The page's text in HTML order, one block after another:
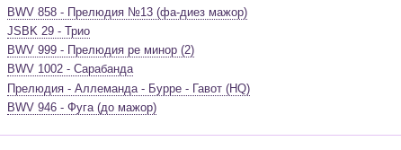
Бах был дважды женат, семья его была многочисленной. В первом
- семнадцать. Композитор решает жить и работать в Лейпциге. Этот
более 150 кантат, создаваемых еженедельно, вторая редакция
Высокая месса си минор, 2 том «Хорошо темперированного клавира»,
не только самого Баха, но и его подросших детей - Филипп Эммануил,
старшей дочери. Вторая супруга композитора Анна Магдалена хорошо
BWV 858 - Прелюдия №13 (фа-диез мажор)
JSBK 29 - Трио
BWV 999 - Прелюдия ре минор (2)
BWV 1002 - Сарабанда
Прелюдия - Аллеманда - Бурре - Гавот (HQ)
BWV 946 - Фуга (до мажор)